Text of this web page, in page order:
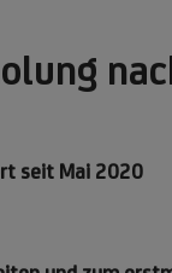
seit Mai 2020